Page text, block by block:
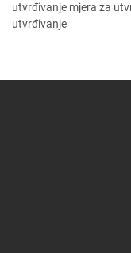
utvrđivanje mjera za
utvrđivanje